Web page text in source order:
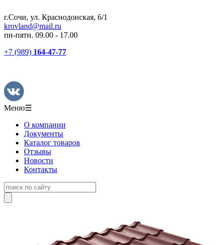
г.Сочи, ул. Краснодонская, 6/1
krovland@mail.ru
пн-пятн. 09.00 - 17.00
+7 (989) 164-47-77
Меню☰
О компании
Документы
Каталог товаров
Отзывы
Новости
Контакты